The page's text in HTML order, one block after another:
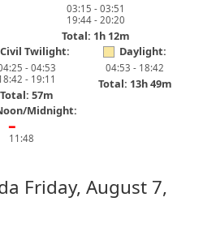
03:15 - 03:51
19:44 - 20:20
Total: 1h 12m
Civil Twilight:
- 04:53
- 19:11
Total: 57m
Daylight:
04:53 - 18:42
Total: 13h 49m
Midnight:
━
11:48
Friday, August 7,